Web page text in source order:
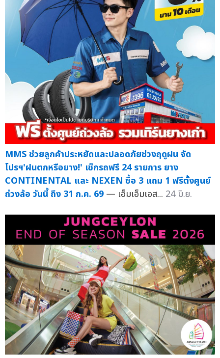
MMS ช่วยลูกค้าประหยัดและปลอดภัยช่วงฤดูฝน จัด
โปรฯ'ฝนตกหรือยาง!' เช็กรถฟรี 24 รายการ ยาง
CONTINENTAL และ NEXEN ซื้อ 3 แถม 1 ฟรีตั้งศูนย์
ถ่วงล้อ วันนี้ ถึง 31 ก.ค. 69 — เอ็มเอ็มเอส... 24 มิ.ย.